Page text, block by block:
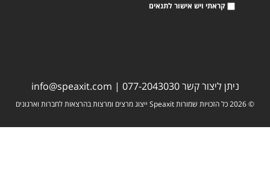
קראתי ויש אישור לתנאים
ניתן ליצור קשר077-2043030
|
info@speaxit.com
© 2026 כל הזכויות שמורות Speaxit ייצוג מרצים ומרצות בהרצאות לחברות וארגונים